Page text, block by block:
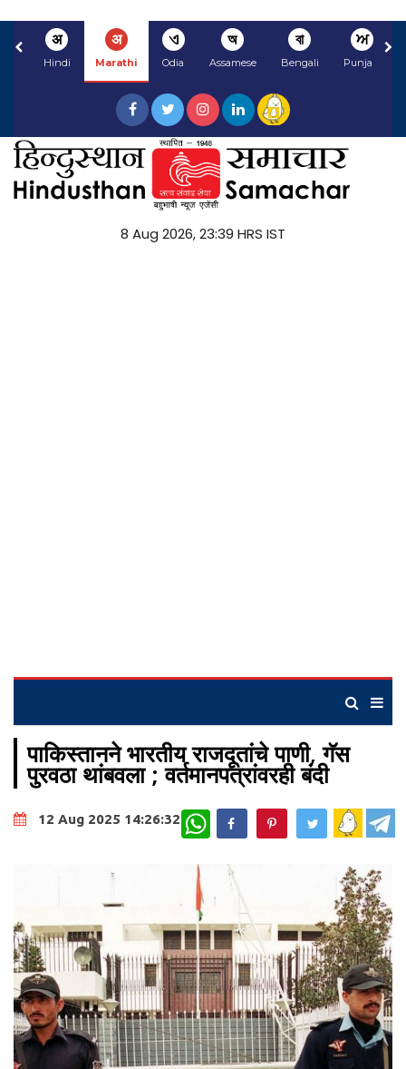
अ
Hindi
अ
Marathi
ଏ
Odia
অ
Assamese
বা
Bengali
ਅ
Punjabi
8 Aug 2026, 23:39 HRS IST
पाकिस्तानने भारतीय राजदूतांचे पाणी, गॅस
पुरवठा थांबवला ; वर्तमानपत्रांवरही बंदी
12 Aug 2025 14:26:32 WhatsApp